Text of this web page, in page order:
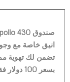
تضمن لك تهوية
بسعر 100 دولار فقط